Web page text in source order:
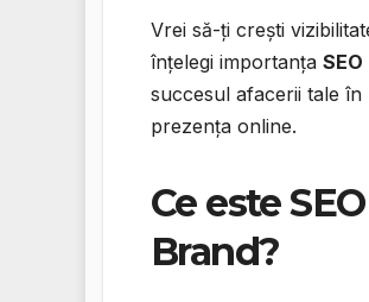
Vrei să-ți crești
înțelegi importanța
succesul afacerii tale în
prezența online.
Ce este
Brand?